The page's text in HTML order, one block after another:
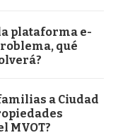
plataforma e-
qué
a Ciudad
MVOT?